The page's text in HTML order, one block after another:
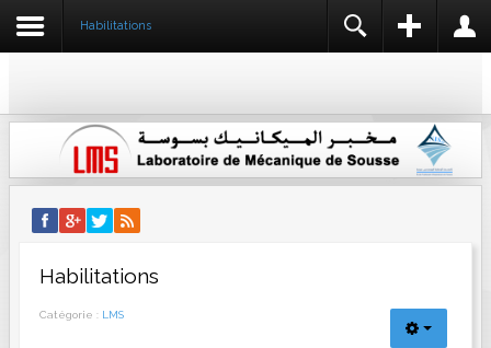
Habilitations
MOT DE PASSE
IDENTIFIANT *
Habilitations
Catégorie : LMS